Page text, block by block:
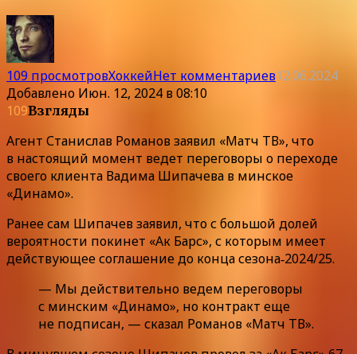
109 просмотровХоккейНет комментариев12.06.2024
Добавлено Июн. 12, 2024 в 08:10
109Взгляды
Агент Станислав Романов заявил «Матч ТВ», что
в настоящий момент ведет переговоры о переходе
своего клиента Вадима Шипачева в минское
«Динамо».
Ранее сам Шипачев заявил, что с большой долей
вероятности покинет «Ак Барс», с которым имеет
действующее соглашение до конца сезона‑2024/25.
— Мы действительно ведем переговоры
с минским «Динамо», но контракт еще
не подписан, — сказал Романов «Матч ТВ».